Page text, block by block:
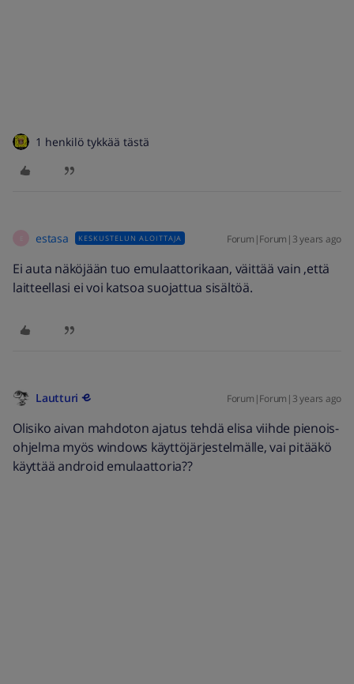
1 henkilö tykkää tästä
estasa KESKUSTELUN ALOITTAJA Forum|Forum|3 years ago
Ei auta näköjään tuo emulaattorikaan, väittää vain ,että
laitteellasi ei voi katsoa suojattua sisältöä.
Lautturi Forum|Forum|3 years ago
Olisiko aivan mahdoton ajatus tehdä elisa viihde pienois-
ohjelma myös windows käyttöjärjestelmälle, vai pitääkö
käyttää android emulaattoria??